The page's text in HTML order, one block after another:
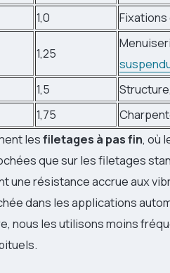
1,0
1,25
1,5
1,75
lesfiletages à pas fin, où
que sur les filetages
une résistance accrue aux
dans les applications
nous les utilisons moins